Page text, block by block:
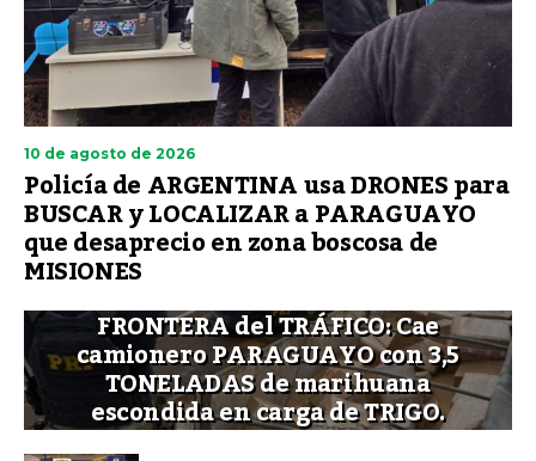
10 de agosto de 2026
Policía de ARGENTINA usa DRONES para
BUSCAR y LOCALIZAR a PARAGUAYO
que desaprecio en zona boscosa de
MISIONES
FRONTERA del TRÁFICO: Cae
camionero PARAGUAYO con 3,5
TONELADAS de marihuana
escondida en carga de TRIGO.